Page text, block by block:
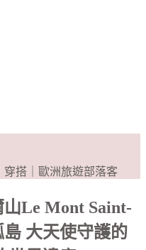
搭｜歐洲旅遊部落客
Le Mont Saint-
大天使守護的